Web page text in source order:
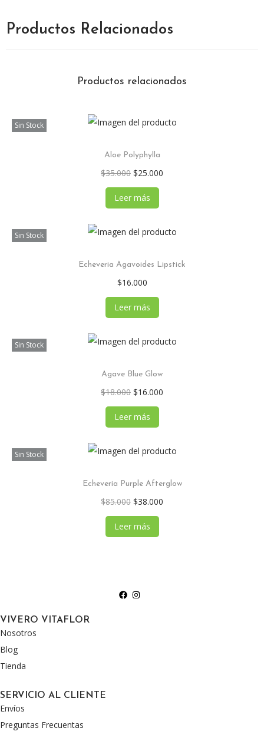
Productos Relacionados
Productos relacionados
Sin Stock
Aloe Polyphylla
$35.000 $25.000
Leer más
Sin Stock
Echeveria Agavoides Lipstick
$16.000
Leer más
Sin Stock
Agave Blue Glow
$18.000 $16.000
Leer más
Sin Stock
Echeveria Purple Afterglow
$85.000 $38.000
Leer más
VIVERO VITAFLOR
Nosotros
Blog
Tienda
SERVICIO AL CLIENTE
Envíos
Preguntas Frecuentas